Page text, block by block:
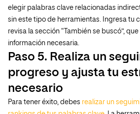
elegir palabras clave relacionadas
sin este tipo de herramientas. Ingresa tu
revisa la sección “También se buscó”,
información necesaria.
Paso 5. Realiza un
progreso y ajusta tu
necesario
Para tener éxito, debes realizar un